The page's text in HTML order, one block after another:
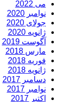
می 2022
نوامبر 2020
جولای 2020
ژانویه 2020
آگوست 2019
مارس 2018
فوریه 2018
ژانویه 2018
دسامبر 2017
نوامبر 2017
اکتبر 2017